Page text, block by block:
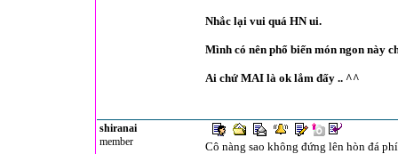
Nhắc lại vui quá HN ui.
Mình có nên phổ biến món ngon này
Ai chứ MAI là ok lắm đấy .. ^^
shiranai
member
Cô nàng sao không đứng lên hòn đá